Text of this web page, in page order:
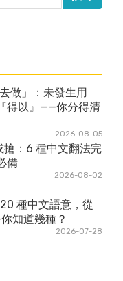
做」：未發生用
得以』——你分得清
2026-08-05
：6 種中文翻法完
備
2026-08-02
種中文語意，從
知道幾種？
2026-07-28